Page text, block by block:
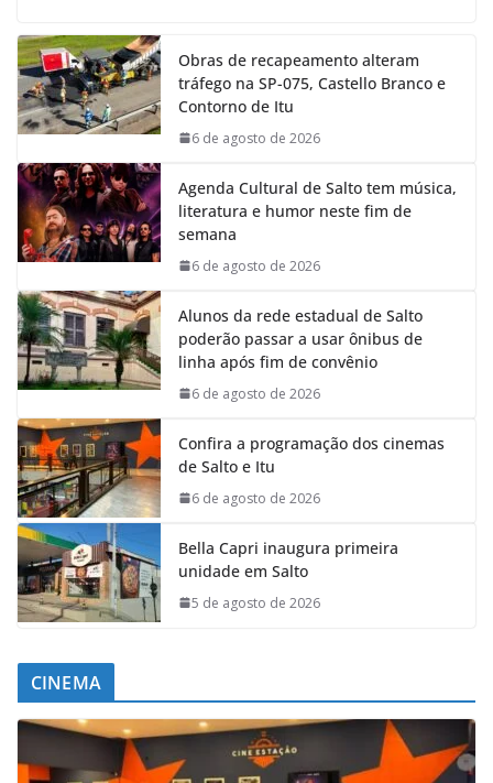
e
b
o
o
k
t
s
A
p
p
k
e
d
I
n
m
Obras de recapeamento alteram
tráfego na SP-075, Castello Branco e
Contorno de Itu
6 de agosto de 2026
Agenda Cultural de Salto tem música,
literatura e humor neste fim de
semana
6 de agosto de 2026
Alunos da rede estadual de Salto
poderão passar a usar ônibus de
linha após fim de convênio
6 de agosto de 2026
Confira a programação dos cinemas
de Salto e Itu
6 de agosto de 2026
Bella Capri inaugura primeira
unidade em Salto
5 de agosto de 2026
CINEMA